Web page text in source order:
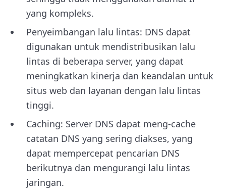
yang kompleks.
Penyeimbangan lalu lintas: DNS dapat
digunakan untuk mendistribusikan lalu
lintas di beberapa server, yang dapat
meningkatkan kinerja dan keandalan untuk
situs web dan layanan dengan lalu lintas
tinggi.
Caching: Server DNS dapat meng-cache
catatan DNS yang sering diakses, yang
dapat mempercepat pencarian DNS
berikutnya dan mengurangi lalu lintas
jaringan.